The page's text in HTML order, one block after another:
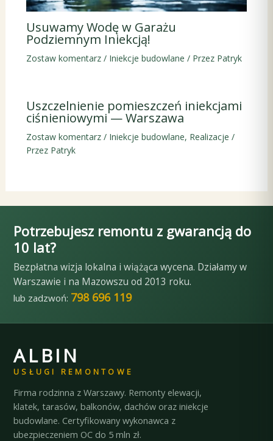
Usuwamy Wodę w Garażu
Podziemnym Iniekcją!
Zostaw komentarz / Iniekcje budowlane / Przez Patryk
Uszczelnienie pomieszczeń iniekcjami
ciśnieniowymi — Warszawa
Zostaw komentarz / Iniekcje budowlane, Realizacje /
Przez Patryk
Potrzebujesz remontu z gwarancją do
10 lat?
Bezpłatna wizja lokalna i wiążąca wycena. Działamy w
Warszawie i na Mazowszu od 2013 roku.
lub zadzwoń: 798 696 119
ALBIN
USŁUGI REMONTOWE
Firma rodzinna z Warszawy. Remonty elewacji,
klatek, tarasów, balkonów, dachów oraz iniekcje
budowlane. Certyfikowany wykonawca z
ubezpieczeniem OC do 5 mln zł.